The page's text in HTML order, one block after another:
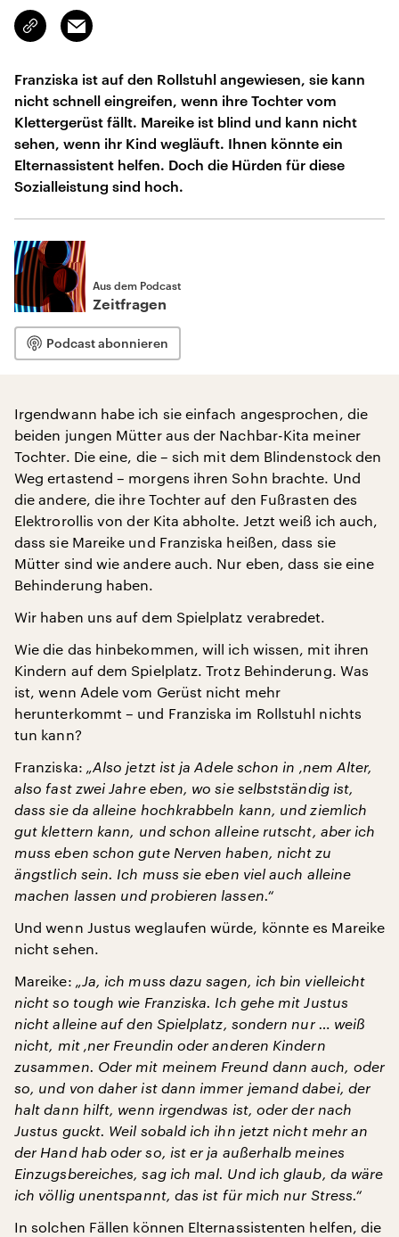
Link
kopieren/teilen
Email
Franziska ist auf den Rollstuhl angewiesen, sie kann
nicht schnell eingreifen, wenn ihre Tochter vom
Klettergerüst fällt. Mareike ist blind und kann nicht
sehen, wenn ihr Kind wegläuft. Ihnen könnte ein
Elternassistent helfen. Doch die Hürden für diese
Sozialleistung sind hoch.
Aus dem Podcast
Zeitfragen
Podcast abonnieren
Irgendwann habe ich sie einfach angesprochen, die
beiden jungen Mütter aus der Nachbar-Kita meiner
Tochter. Die eine, die – sich mit dem Blindenstock den
Weg ertastend – morgens ihren Sohn brachte. Und
die andere, die ihre Tochter auf den Fußrasten des
Elektrorollis von der Kita abholte. Jetzt weiß ich auch,
dass sie Mareike und Franziska heißen, dass sie
Mütter sind wie andere auch. Nur eben, dass sie eine
Behinderung haben.
Wir haben uns auf dem Spielplatz verabredet.
Wie die das hinbekommen, will ich wissen, mit ihren
Kindern auf dem Spielplatz. Trotz Behinderung. Was
ist, wenn Adele vom Gerüst nicht mehr
herunterkommt – und Franziska im Rollstuhl nichts
tun kann?
Franziska: „Also jetzt ist ja Adele schon in ‚nem Alter,
also fast zwei Jahre eben, wo sie selbstständig ist,
dass sie da alleine hochkrabbeln kann, und ziemlich
gut klettern kann, und schon alleine rutscht, aber ich
muss eben schon gute Nerven haben, nicht zu
ängstlich sein. Ich muss sie eben viel auch alleine
machen lassen und probieren lassen.“
Und wenn Justus weglaufen würde, könnte es Mareike
nicht sehen.
Mareike: „Ja, ich muss dazu sagen, ich bin vielleicht
nicht so tough wie Franziska. Ich gehe mit Justus
nicht alleine auf den Spielplatz, sondern nur … weiß
nicht, mit ‚ner Freundin oder anderen Kindern
zusammen. Oder mit meinem Freund dann auch, oder
so, und von daher ist dann immer jemand dabei, der
halt dann hilft, wenn irgendwas ist, oder der nach
Justus guckt. Weil sobald ich ihn jetzt nicht mehr an
der Hand hab oder so, ist er ja außerhalb meines
Einzugsbereiches, sag ich mal. Und ich glaub, da wäre
ich völlig unentspannt, das ist für mich nur Stress.“
In solchen Fällen können Elternassistenten helfen, die